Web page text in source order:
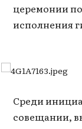
церемонии
исполнения
Среди
совещании,